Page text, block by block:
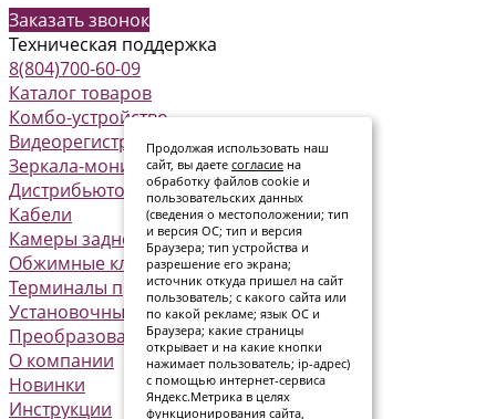
Заказать звонок
Техническая поддержка
8(804)700-60-09
Каталог товаров
Комбо-устройство
Видеорегистраторы
Зеркала-мониторы
Дистрибьюторы питания
Кабели
Камеры заднего вида
Обжимные клеммы
Терминалы предохранителя
Установочные комплекты
Преобразователи
О компании
Новинки
Инструкции
Продолжая использовать наш
сайт, вы даете согласие на
обработку файлов cookie и
пользовательских данных
(сведения о местоположении; тип
и версия ОС; тип и версия
Браузера; тип устройства и
разрешение его экрана;
источник откуда пришел на сайт
пользователь; с какого сайта или
по какой рекламе; язык ОС и
Браузера; какие страницы
открывает и на какие кнопки
нажимает пользователь; ip-адрес)
с помощью интернет-сервиса
Яндекс.Метрика в целях
функционирования сайта,